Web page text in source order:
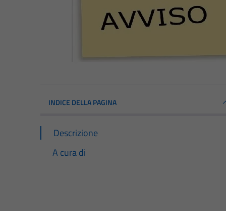
INDICE DELLA PAGINA
Descrizione
A cura di